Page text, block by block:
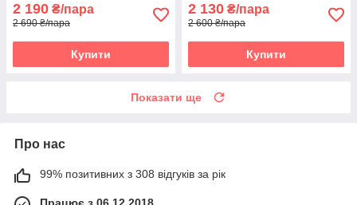
2 190 ₴/пара
2 690 ₴/пара
Купити
2 130 ₴/пара
2 600 ₴/пара
Купити
Показати ще
Про нас
99% позитивних з 308 відгуків за рік